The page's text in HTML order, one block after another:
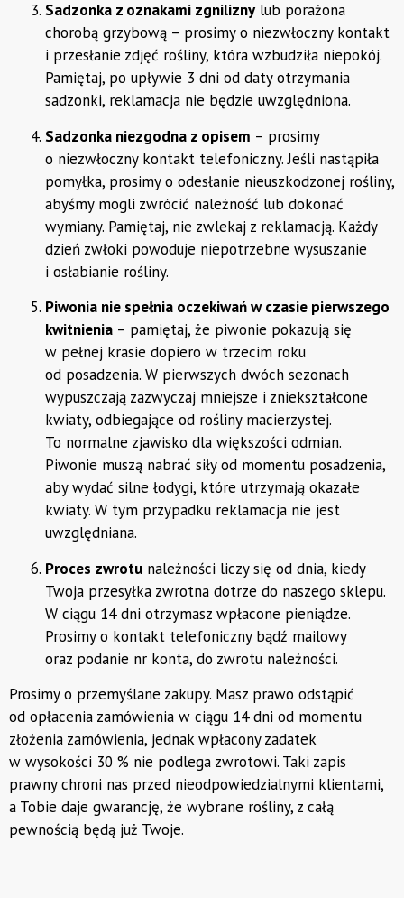
Sadzonka z oznakami zgniliznylub porażona
chorobą grzybową – prosimy o niezwłoczny kontakt
i przesłanie zdjęć rośliny, która wzbudziła niepokój.
Pamiętaj, po upływie 3 dni od daty otrzymania
sadzonki, reklamacja nie będzie uwzględniona.
Sadzonka niezgodna z opisem – prosimy
o niezwłoczny kontakt telefoniczny. Jeśli nastąpiła
pomyłka, prosimy o odesłanie nieuszkodzonej rośliny,
abyśmy mogli zwrócić należność lub dokonać
wymiany. Pamiętaj, nie zwlekaj z reklamacją. Każdy
dzień zwłoki powoduje niepotrzebne wysuszanie
i osłabianie rośliny.
Piwonia nie spełnia oczekiwań w czasie pierwszego
kwitnienia – pamiętaj, że piwonie pokazują się
w pełnej krasie dopiero w trzecim roku
od posadzenia. W pierwszych dwóch sezonach
wypuszczają zazwyczaj mniejsze i zniekształcone
kwiaty, odbiegające od rośliny macierzystej.
To normalne zjawisko dla większości odmian.
Piwonie muszą nabrać siły od momentu posadzenia,
aby wydać silne łodygi, które utrzymają okazałe
kwiaty. W tym przypadku reklamacja nie jest
uwzględniana.
Proces zwrotu należności liczy się od dnia, kiedy
Twoja przesyłka zwrotna dotrze do naszego sklepu.
W ciągu 14 dni otrzymasz wpłacone pieniądze.
Prosimy o kontakt telefoniczny bądź mailowy
oraz podanie nr konta, do zwrotu należności.
Prosimy o przemyślane zakupy. Masz prawo odstąpić
od opłacenia zamówienia w ciągu 14 dni od momentu
złożenia zamówienia, jednak wpłacony zadatek
w wysokości 30 % nie podlega zwrotowi. Taki zapis
prawny chroni nas przed nieodpowiedzialnymi klientami,
a Tobie daje gwarancję, że wybrane rośliny, z całą
pewnością będą już Twoje.